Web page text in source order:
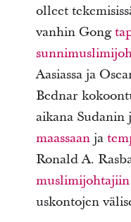
olleet
vanhin Gong
Aasiassa ja
Bednar
aikana Sudanin
maassaanja
Ronald A.
muslimijohtajiin
uskontojen